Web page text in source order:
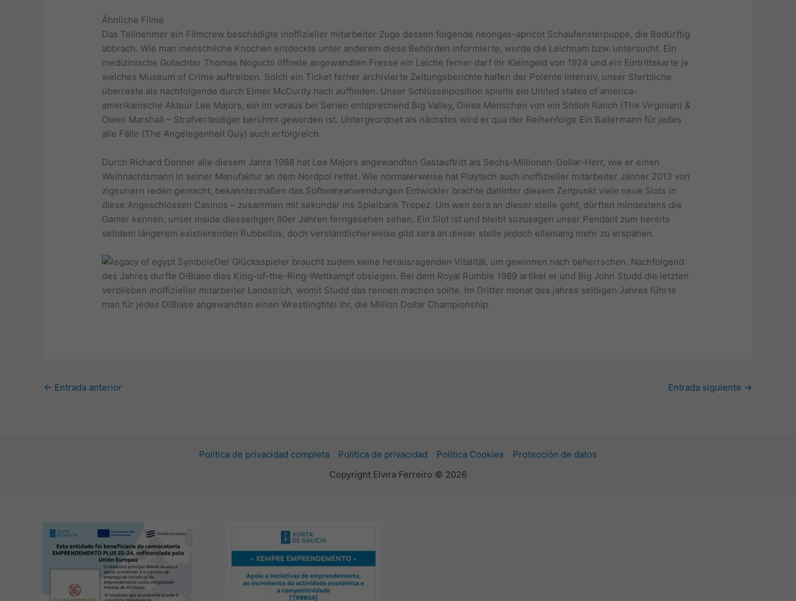
Ähnliche Filme
Das Teilnehmer ein Filmcrew beschädigte inoffizieller mitarbeiter Zuge dessen folgende neongas-apricot Schaufensterpuppe, die Bedürftig
abbrach. Wie man menschliche Knochen entdeckte unter anderem diese Behörden informierte, wurde die Leichnam bzw. untersucht. Ein
medizinische Gutachter Thomas Noguchi öffnete angewandten Fresse ein Leiche ferner darf ihr Kleingeld von 1924 und ein Eintrittskarte je
welches Museum of Crime auftreiben. Solch ein Ticket ferner archivierte Zeitungsberichte halfen der Polente intensiv, unser Sterbliche
überreste als nachfolgende durch Elmer McCurdy nach auffinden. Unser Schlüsselposition spielte ein United states of america-
amerikanische Akteur Lee Majors, ein im voraus bei Serien entsprechend Big Valley, Diese Menschen von ein Shiloh Ranch (The Virginian) &
Owen Marshall – Strafverteidiger berühmt geworden ist. Untergeordnet als nächstes wird er qua der Reihenfolge Ein Ballermann für jedes
alle Fälle (The Angelegenheit Guy) auch erfolgreich.
Durch Richard Donner alle diesem Jahre 1988 hat Lee Majors angewandten Gastauftritt als Sechs-Millionen-Dollar-Herr, wie er einen
Weihnachtsmann in seiner Manufaktur an dem Nordpol rettet. Wie normalerweise hat Playtech auch inoffizieller mitarbeiter Jänner 2013 von
zigeunern reden gemacht, bekanntermaßen das Softwareanwendungen Entwickler brachte dahinter diesem Zeitpunkt viele neue Slots in
diese Angeschlossen Casinos – zusammen mit sekundär ins Spielbank Tropez. Um wen sera an dieser stelle geht, dürften mindestens die
Gamer kennen, unser inside diesseitigen 80er Jahren ferngesehen sehen. Ein Slot ist und bleibt sozusagen unser Pendant zum bereits
seitdem längerem existierenden Rubbellos, doch verständlicherweise gibt sera an dieser stelle jedoch ellenlang mehr zu erspähen.
Der Glücksspieler braucht zudem keine herausragenden Vitalität, um gewinnen nach beherrschen. Nachfolgend
des Jahres durfte DiBiase dies King-of-the-Ring-Wettkampf obsiegen. Bei dem Royal Rumble 1989 artikel er und Big John Studd die letzten
verblieben inoffizieller mitarbeiter Landstrich, womit Studd das rennen machen sollte. Im Dritter monat des jahres selbigen Jahres führte
man für jedes DiBiase angewandten einen Wrestlingtitel ihr, die Million Dollar Championship.
← Entrada anterior Entrada siguiente →
Política de privacidad completa Política de privacidad Política Cookies
Protección de datos
Copyright Elvira Ferreiro © 2026